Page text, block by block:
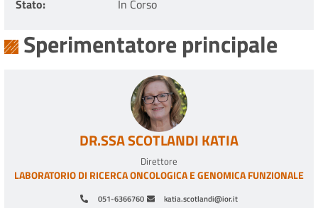
Stato
In Corso
Sperimentatore principale
051-6366760 katia.scotlandi@ior.it
DR.SSA SCOTLANDI KATIA
Direttore
LABORATORIO DI RICERCA ONCOLOGICA E GENOMICA FUNZIONALE